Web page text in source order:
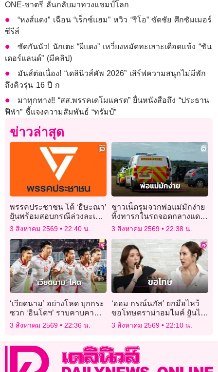
ONE-ชาตรี ลั่นกลับมาทวงแชมป์โลก
“หงส์แดง” เฉือน “เร็กซ์แฮม” หวิว “ริโอ” ซัดชัย ศึกซัมเมอร์
ซีรีส์
ซัดกันนัว! นักเตะ “ผีแดง” เหวี่ยงหมัดทะเลาะเดือดแข้ง “ซัน
เดอร์แลนด์” (มีคลิป)
มันส์ต่อเนื่อง! “เดลินิวส์คัพ 2026” เสิร์ฟความสนุกไม่มีพัก
ถึงคิวรุ่น 16 ปี ก
มาทุกทาง!! “สส.พรรคเดโมแครต” ยื่นหนังสือถึง “ประธาน
ฟีฟ่า” ชี้แจงความสัมพันธ์ “ทรัมป์”
ข่าวล่าสุด
พรรคประชาชน โต้ ‘ธิษะณา’
ยันพร้อมสอบกรณีล่วงละเมิด
ชี้ผู้ร้องเคยขอไม่ให้ดำเนิน
3 สิงหาคม 2569 22:40 น.
ชาวเน็ตรุมจวกพ่อแม่มักง่าย
ทิ้งทารกในรถจอดกลางแดด
ร้อนจัดขณะเดินชอปปิงตลาด
3 สิงหาคม 2569 22:38 น.
‘เวียดนาม’ อย่างโหด บุกกระ
ซวก ‘อินโดฯ’ ราบคาบคา
บ้าน
3 สิงหาคม 2569 22:36 น.
‘ออม กรณ์นภัส’ ยกมือไหว้
ขอโทษดราม่าอมไมค์ ยันไร้
เจตนาเสียมารยาทใส่ ‘กิ๊ก สุวั
3 สิงหาคม 2569 22:10 น.